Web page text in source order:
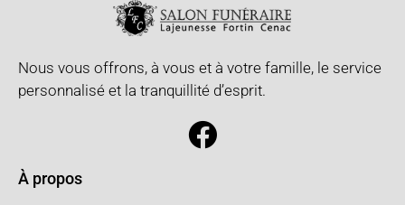
Nous vous offrons, à vous et à votre famille, le service
personnalisé et la tranquillité d’esprit.
À propos